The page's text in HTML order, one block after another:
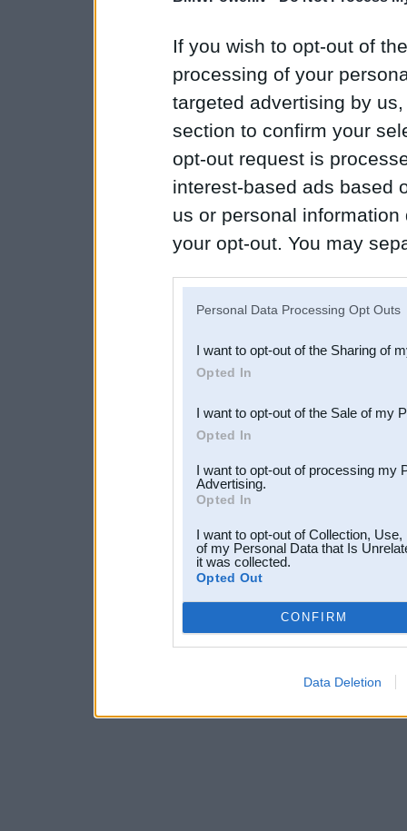
If you wish to opt-out of
processing of your
targeted advertising by
section to confirm your
opt-out request is
interest-based ads based
us or personal
your opt-out. You may
Downstream Participants
third parties.
Personal Data Processing Opt Outs
I want to opt-out of the Sharing of
Opted In
I want to opt-out of the Sale of my
Opted In
I want to opt-out of processing my
Advertising.
Opted In
I want to opt-out of Collection,
of my Personal Data that Is
it was collected.
Opted Out
CONFIRM
Data Deletion